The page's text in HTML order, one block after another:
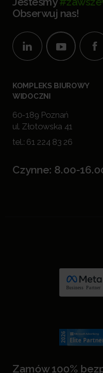
Obserwuj nas!
KOMPLEKS BIUROWY
WIDOCZNI
60-189 Poznań
ul. Złotowska 41
tel.: 61 224 83 26
Czynne: 8.00-
Zamów 100%